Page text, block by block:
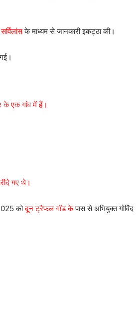
सर्विलांसके माध्यम से जानकारी इकट्ठा की।
के एक गांव में हैं।
गए थे।
कोदून ट्रैफल गॉड केपास से अभियुक्त गोविंद